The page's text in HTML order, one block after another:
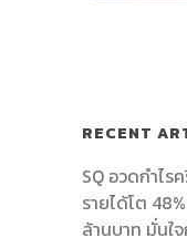
RECENT
SQ อวดกำไร
รายได้โต
ล้านบาท มั่นใ